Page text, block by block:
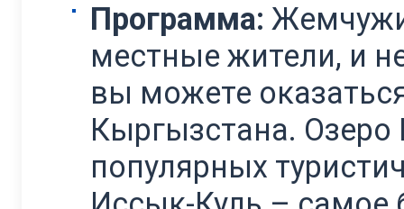
Программа:
местные жители, и
вы можете
Кыргызстана.
популярных